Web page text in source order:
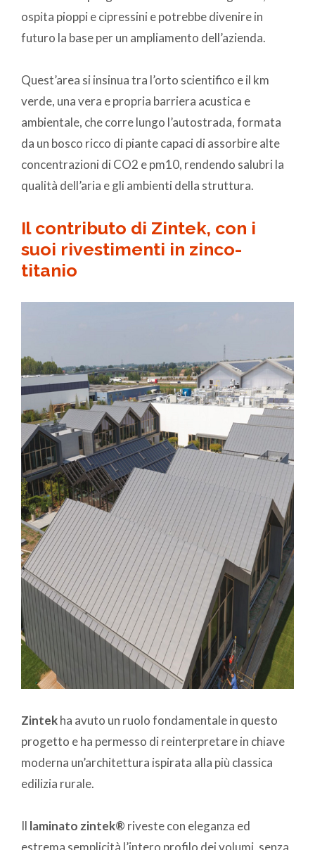
ospita pioppi e cipressini e potrebbe divenire in
futuro la base per un ampliamento dell’azienda.
Quest’area si insinua tra l’orto scientifico e il km
verde, una vera e propria barriera acustica e
ambientale, che corre lungo l’autostrada, formata
da un bosco ricco di piante capaci di assorbire alte
concentrazioni di CO2 e pm10, rendendo salubri la
qualità dell’aria e gli ambienti della struttura.
Il contributo di Zintek, con i
suoi rivestimenti in zinco-
titanio
Zintekha avuto un ruolo fondamentale in questo
progetto e ha permesso di reinterpretare in chiave
moderna un’architettura ispirata alla più classica
edilizia rurale.
Il laminato zintek® riveste con eleganza ed
estrema semplicità l’intero profilo dei volumi, senza